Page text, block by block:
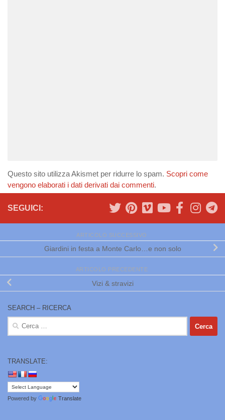
Questo sito utilizza Akismet per ridurre lo spam. Scopri come
vengono elaborati i dati derivati dai commenti.
SEGUICI:
ARTICOLO SUCCESSIVO
Giardini in festa a Monte Carlo…e non solo
ARTICOLO PRECEDENTE
Vizi & stravizi
SEARCH – RICERCA
Ricerca
per:
TRANSLATE:
Powered by Translate